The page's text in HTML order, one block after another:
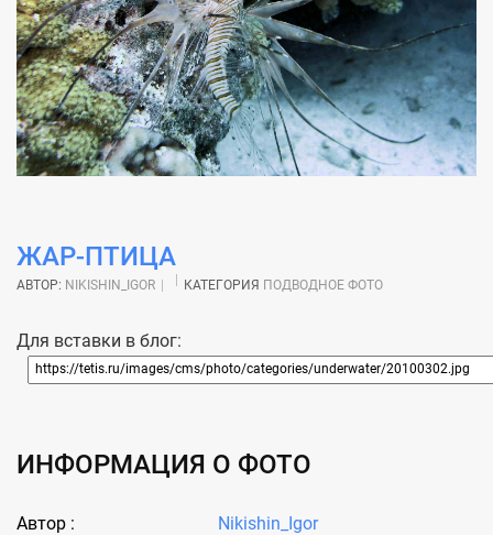
ЖАР-ПТИЦА
АВТОР: NIKISHIN_IGOR КАТЕГОРИЯ ПОДВОДНОЕ ФОТО
Для вставки в блог:
ИНФОРМАЦИЯ О ФОТО
Автор : Nikishin_Igor